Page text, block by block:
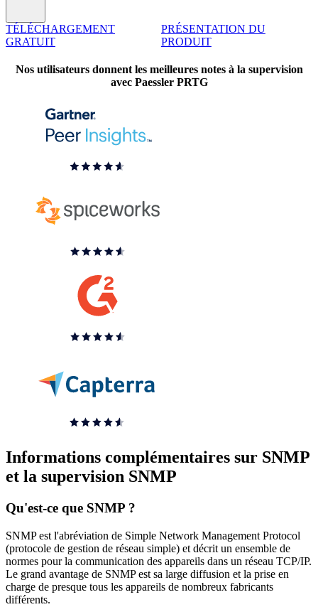
TÉLÉCHARGEMENT
GRATUIT
PRÉSENTATION DU
PRODUIT
Nos utilisateurs donnent les meilleures notes à la supervision
avec Paessler PRTG
Informations complémentaires sur SNMP
et la supervision SNMP
Qu'est-ce que SNMP ?
SNMP est l'abréviation de Simple Network Management Protocol
(protocole de gestion de réseau simple) et décrit un ensemble de
normes pour la communication des appareils dans un réseau TCP/IP.
Le grand avantage de SNMP est sa large diffusion et la prise en
charge de presque tous les appareils de nombreux fabricants
différents.